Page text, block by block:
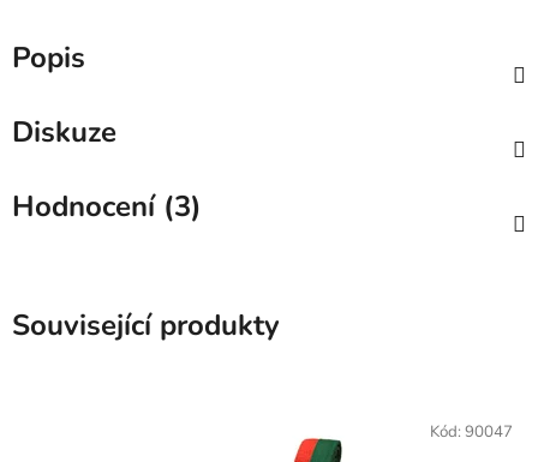
Popis
Diskuze
Hodnocení (3)
Související produkty
Kód: 90047